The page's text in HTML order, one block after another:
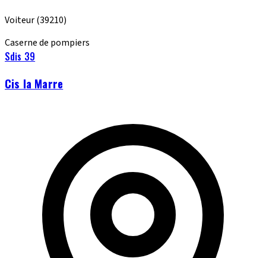
Voiteur(39210)
Caserne de pompiers
Sdis 39
Cis la Marre